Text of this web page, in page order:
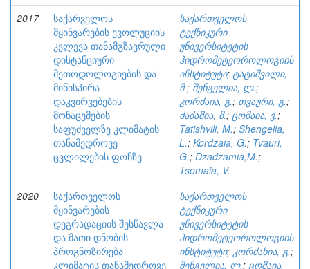
2017
საქარველოს
მყინვარების ევოლუციის
კვლევა თანამგზავრული
დისტანციური
მეთოდოლოგიების და
მიწისპირა
დაკვირვებების
მონაცემების
საფუძველზე კლიმატის
თანამედროვე
ცვლილების ფონზე
საქართველოს
ტექნიკური
უნივერსიტეტის
ჰიდრომეტეოროლოგიის
ინსტიტუტი; ტატიშვილი,
მ.; შენგელია, ლ.;
კორძაია, გ.; თვაური, გ.;
ძაძამია, მ.; ცომაია, ვ.;
Tatishvili, M.; Shengelia,
L.; Kordzaia, G.; Tvauri,
G.; Dzadzamia,M.;
Tsomaia, V.
2020
საქართველოს
მყინვარების
დეგრადაციის შესწავლა
და მათი დნობის
პროგნოზირება
კლიმატის თანამედროვე
საქართველოს
ტექნიკური
უნივერსიტეტის
ჰიდრომეტეოროლოგიის
ინსტიტუტი; კორძახია, გ.;
შენგელია, ლ.; ცომაია,